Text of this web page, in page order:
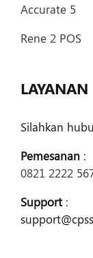
Accurate 5
Rene 2 POS
LAYANAN
Silahkan
Pemesanan:
0821 2222
Support: